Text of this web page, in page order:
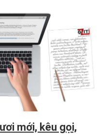
mới, kêu gọi,